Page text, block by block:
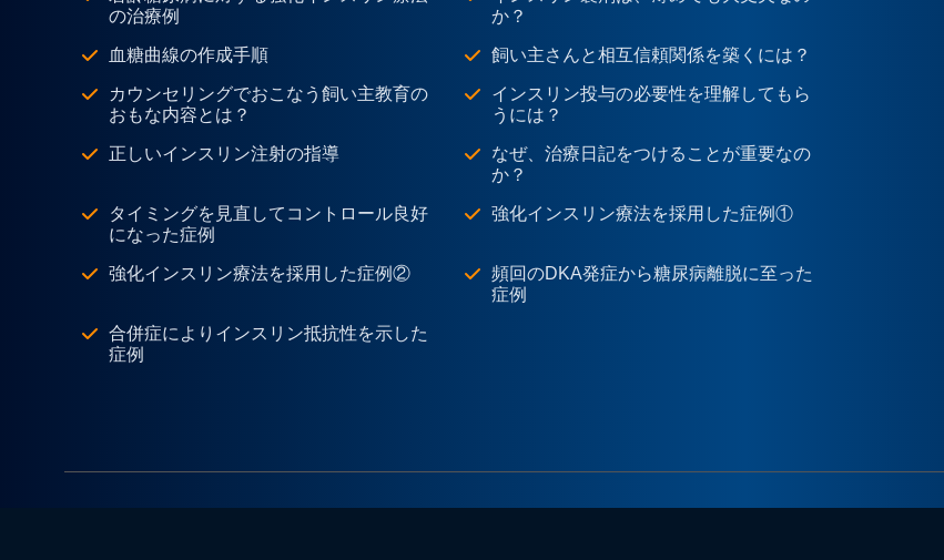
の治療例
か？
血糖曲線の作成手順 飼い主さんと相互信頼関係を築くには？
カウンセリングでおこなう飼い主教育の
おもな内容とは？
インスリン投与の必要性を理解してもら
うには？
正しいインスリン注射の指導
なぜ、治療日記をつけることが重要なの
か？
タイミングを見直してコントロール良好
になった症例
強化インスリン療法を採用した症例①
強化インスリン療法を採用した症例②
頻回のDKA発症から糖尿病離脱に至った
症例
合併症によりインスリン抵抗性を示した
症例